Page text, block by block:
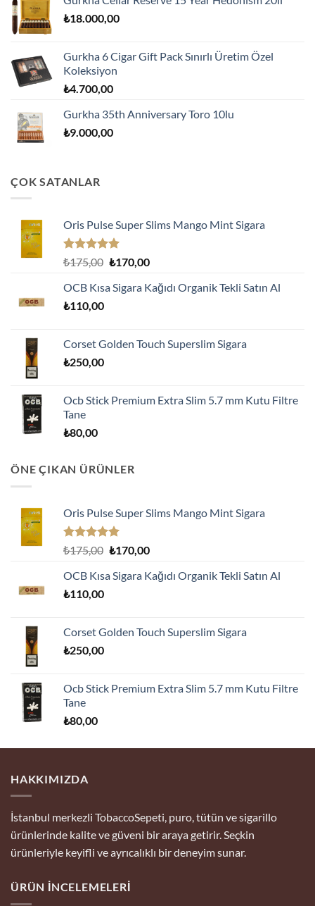
₺18.000,00
Gurkha 6 Cigar Gift Pack Sınırlı Üretim Özel
Koleksiyon
₺4.700,00
Gurkha 35th Anniversary Toro 10lu
₺9.000,00
ÇOK SATANLAR
Oris Pulse Super Slims Mango Mint Sigara
5 üzerinden
oy
aldı
₺175,00 Orijinal
₺175,00.
₺170,00Şu
fiyat:
OCB Kısa Sigara Kağıdı Organik Tekli Satın Al
₺110,00
Corset Golden Touch Superslim Sigara
₺250,00
Ocb Stick Premium Extra Slim 5.7 mm Kutu Filtre
Tane
₺80,00
ÖNE ÇIKAN ÜRÜNLER
Oris Pulse Super Slims Mango Mint Sigara
5 üzerinden
oy
aldı
₺175,00 Orijinal
₺175,00.
₺170,00Şu
fiyat:
OCB Kısa Sigara Kağıdı Organik Tekli Satın Al
₺110,00
Corset Golden Touch Superslim Sigara
₺250,00
Ocb Stick Premium Extra Slim 5.7 mm Kutu Filtre
Tane
₺80,00
HAKKIMIZDA
İstanbul merkezli TobaccoSepeti, puro, tütün ve sigarillo
ürünlerinde kalite ve güveni bir araya getirir. Seçkin
ürünleriyle keyifli ve ayrıcalıklı bir deneyim sunar.
ÜRÜN İNCELEMELERI